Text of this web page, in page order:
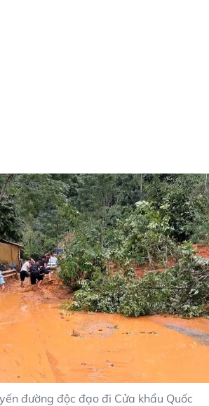
đường độc đạo đi Cửa khẩu Quốc